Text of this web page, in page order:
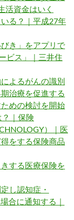
活資金はいく
る？｜平成27年
き」をアプリで
ビス」｜三井住
よるがんの識別
治療を促進する
めの検討を開始
｜保険
）｜医
をする保険商品
する医療保険を
し認知症・
合に通知する｜